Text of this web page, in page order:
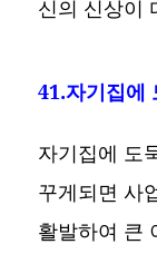
신의 신상이
41.자기집에
자기집에 도
꾸게되면 사
활발하여 큰